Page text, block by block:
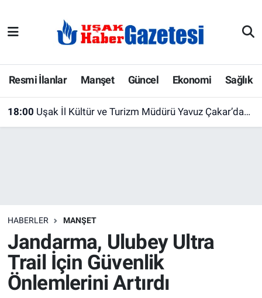
Resmi İlanlar Manşet Güncel Ekonomi Sağlık
18:00 Uşak İl Kültür ve Turizm Müdürü Yavuz Çakar’dan Uşşak Aşevi’ne Ziyaret
HABERLER MANŞET
Jandarma, Ulubey Ultra
Trail İçin Güvenlik
Önlemlerini Artırdı
E-Gazete
Ekonomi
Gazete İlanları
Köşe Yazarları
Kültür Sanat
Manşet
Uşak Hava Durumu
Uşak Trafik Yoğunluk Haritası
Süper Lig Puan Durumu ve Fikstür